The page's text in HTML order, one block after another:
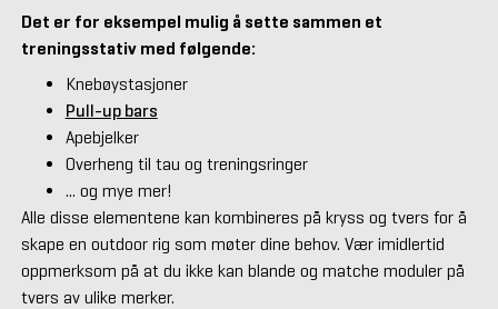
Det er for eksempel mulig å sette sammen et
treningsstativ med følgende:
Knebøystasjoner
Pull-up bars
Apebjelker
Overheng til tau og treningsringer
... og mye mer!
Alle disse elementene kan kombineres på kryss og tvers for å
skape en outdoor rig som møter dine behov. Vær imidlertid
oppmerksom på at du ikke kan blande og matche moduler på
tvers av ulike merker.